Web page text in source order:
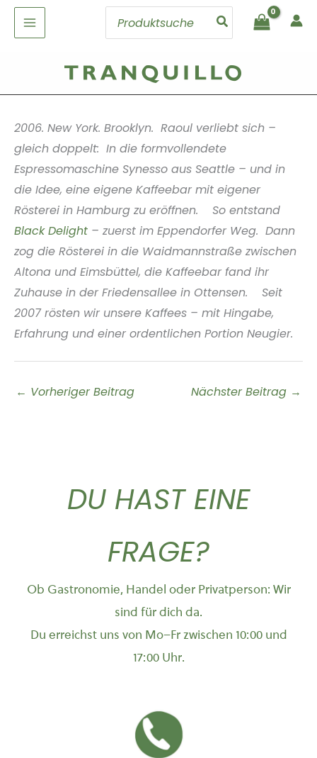
Inhalt
springen
Search
2006. New York. Brooklyn. Raoul verliebt sich –
gleich doppelt: In die formvollendete
Espressomaschine Synesso aus Seattle – und in
die Idee, eine eigene Kaffeebar mit eigener
Rösterei in Hamburg zu eröffnen. So entstand
Black Delight – zuerst im Eppendorfer Weg. Dann
zog die Rösterei in die Waidmannstraße zwischen
Altona und Eimsbüttel, die Kaffeebar fand ihr
Zuhause in der Friedensallee in Ottensen. Seit
2007 rösten wir unsere Kaffees – mit Hingabe,
Erfahrung und einer ordentlichen Portion Neugier.
← Vorheriger Beitrag Nächster Beitrag →
DU HAST EINE
FRAGE?
Ob Gastronomie, Handel oder Privatperson: Wir
sind für dich da.
Du erreichst uns von Mo–Fr zwischen 10:00 und
17:00 Uhr.